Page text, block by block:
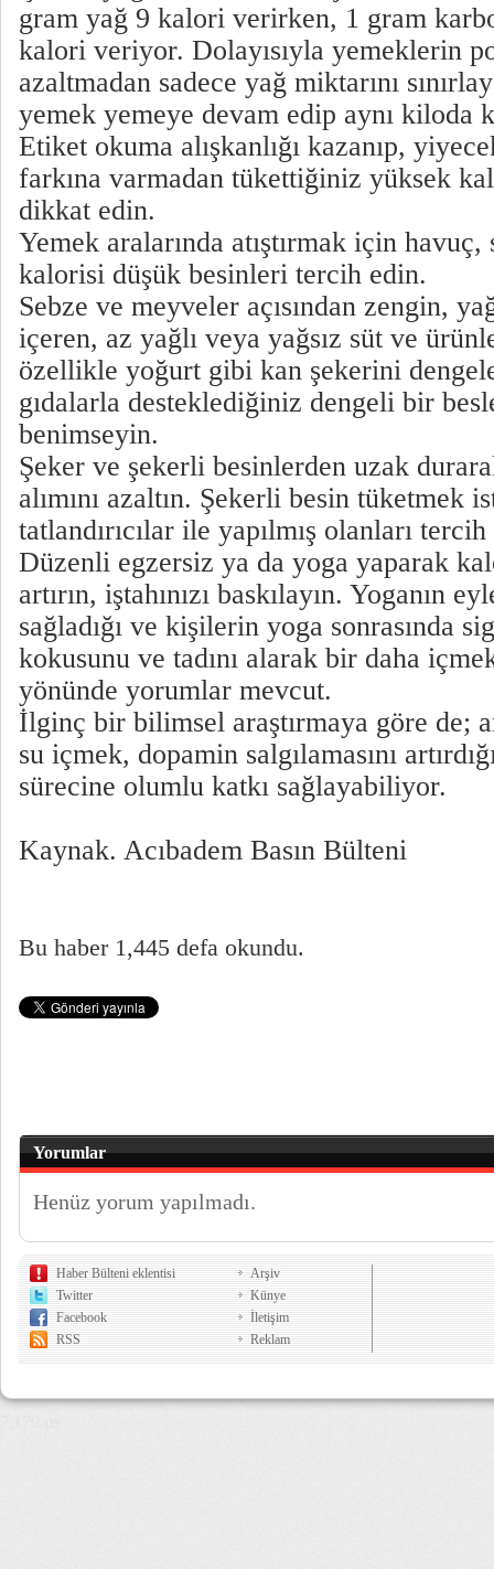
gram yağ 9 kalori verirken, 1 gram
kalori veriyor. Dolayısıyla yemeklerin
azaltmadan sadece yağ miktarını
yemek yemeye devam edip aynı kiloda
Etiket okuma alışkanlığı kazanıp,
farkına varmadan tükettiğiniz yüksek
dikkat edin.
Yemek aralarında atıştırmak için
kalorisi düşük besinleri tercih edin.
Sebze ve meyveler açısından zengin,
içeren, az yağlı veya yağsız süt ve
özellikle yoğurt gibi kan şekerini
gıdalarla desteklediğiniz dengeli bir
benimseyin.
Şeker ve şekerli besinlerden uzak
alımını azaltın. Şekerli besin tüketmek
tatlandırıcılar ile yapılmış olanları
Düzenli egzersiz ya da yoga yaparak
artırın, iştahınızı baskılayın. Yoganın
sağladığı ve kişilerin yoga sonrasında
kokusunu ve tadını alarak bir daha
yönünde yorumlar mevcut.
İlginç bir bilimsel araştırmaya göre de;
su içmek, dopamin salgılamasını
sürecine olumlu katkı sağlayabiliyor.
Kaynak. Acıbadem Basın Bülteni
Bu haber 1,445 defa okundu.
Yorumlar
Henüz yorum yapılmadı.
Haber Bülteni eklentisi
Twitter
Facebook
RSS
Arşiv
Künye
İletişim
Reklam